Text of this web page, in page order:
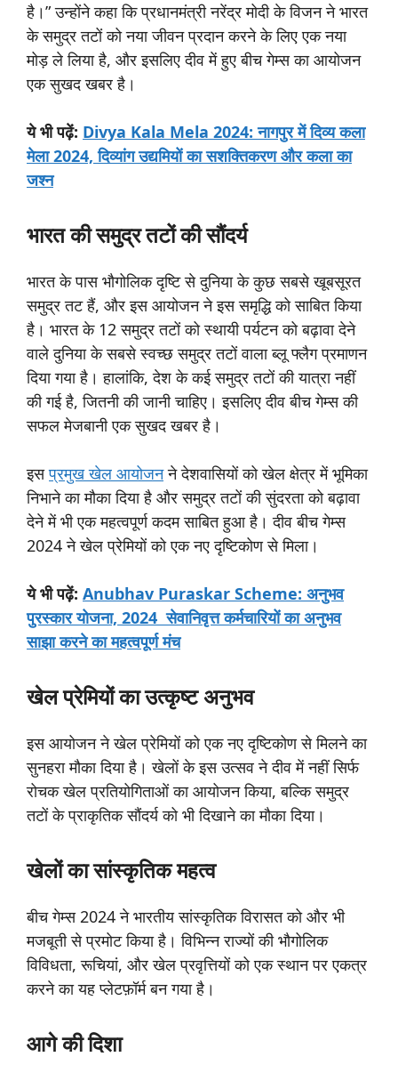
है।” उन्होंने कहा कि प्रधानमंत्री नरेंद्र मोदी के विजन ने भारत
के समुद्र तटों को नया जीवन प्रदान करने के लिए एक नया
मोड़ ले लिया है, और इसलिए दीव में हुए बीच गेम्स का आयोजन
एक सुखद खबर है।
ये भी पढ़ें: Divya Kala Mela 2024: नागपुर में दिव्य कला
मेला 2024, दिव्यांग उद्यमियों का सशक्तिकरण और कला का
जश्न
भारतकीसमुद्रतटोंकीसौंदर्य
भारत के पास भौगोलिक दृष्टि से दुनिया के कुछ सबसे खूबसूरत
समुद्र तट हैं, और इस आयोजन ने इस समृद्धि को साबित किया
है। भारत के 12 समुद्र तटों को स्थायी पर्यटन को बढ़ावा देने
वाले दुनिया के सबसे स्वच्छ समुद्र तटों वाला ब्लू फ्लैग प्रमाणन
दिया गया है। हालांकि, देश के कई समुद्र तटों की यात्रा नहीं
की गई है, जितनी की जानी चाहिए। इसलिए दीव बीच गेम्स की
सफल मेजबानी एक सुखद खबर है।
इसप्रमुख खेल आयोजनने देशवासियों को खेल क्षेत्र में भूमिका
निभाने का मौका दिया है और समुद्र तटों की सुंदरता को बढ़ावा
देने में भी एक महत्वपूर्ण कदम साबित हुआ है। दीव बीच गेम्स
2024 ने खेल प्रेमियों को एक नए दृष्टिकोण से मिला।
ये भी पढ़ें: Anubhav Puraskar Scheme: अनुभव
पुरस्कार योजना, 2024 सेवानिवृत्त कर्मचारियों का अनुभव
साझा करने का महत्वपूर्ण मंच
खेलप्रेमियोंकाउत्कृष्टअनुभव
इस आयोजन ने खेल प्रेमियों को एक नए दृष्टिकोण से मिलने का
सुनहरा मौका दिया है। खेलों के इस उत्सव ने दीव में नहीं सिर्फ
रोचक खेल प्रतियोगिताओं का आयोजन किया, बल्कि समुद्र
तटों के प्राकृतिक सौंदर्य को भी दिखाने का मौका दिया।
खेलोंकासांस्कृतिकमहत्व
बीच गेम्स 2024 ने भारतीय सांस्कृतिक विरासत को और भी
मजबूती से प्रमोट किया है। विभिन्न राज्यों की भौगोलिक
विविधता, रूचियां, और खेल प्रवृत्तियों को एक स्थान पर एकत्र
करने का यह प्लेटफ़ॉर्म बन गया है।
आगेकीदिशा